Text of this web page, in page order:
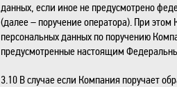
данных, если иное не предусмотрено
(далее – поручение оператора). При
персональных данных по поручению
предусмотренные настоящим
3.10 В случае если Компания поручает